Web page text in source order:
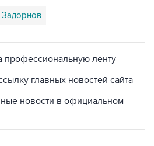
профессиональную ленту
главных новостей сайта
новости в официальном